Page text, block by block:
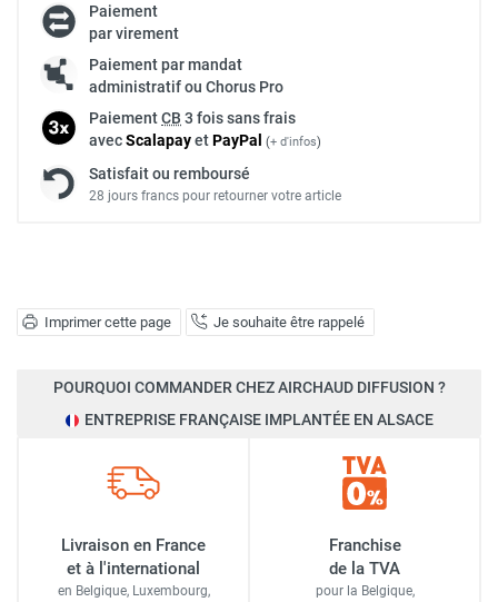
Imprimer cette page Je souhaite être rappelé
Paiement
par virement
Paiement par mandat
administratif ou Chorus Pro
PaiementCB 3 fois sans frais
avecScalapayetPayPal (+ d'infos)
Satisfait ou remboursé
28 jours francs pour retourner votre article
POURQUOI COMMANDER CHEZ AIRCHAUD DIFFUSION ?
ENTREPRISE FRANÇAISE IMPLANTÉE EN ALSACE
Livraison en France
et à l'international
en Belgique, Luxembourg,
Franchise
de la TVA
pour la Belgique,